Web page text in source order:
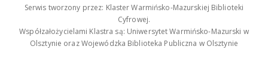
Serwis tworzony przez: Klaster Warmińsko-Mazurskiej Biblioteki
Cyfrowej.
Współzałożycielami Klastra są: Uniwersytet Warmińsko-Mazurski w
Olsztynie oraz Wojewódzka Biblioteka Publiczna w Olsztynie